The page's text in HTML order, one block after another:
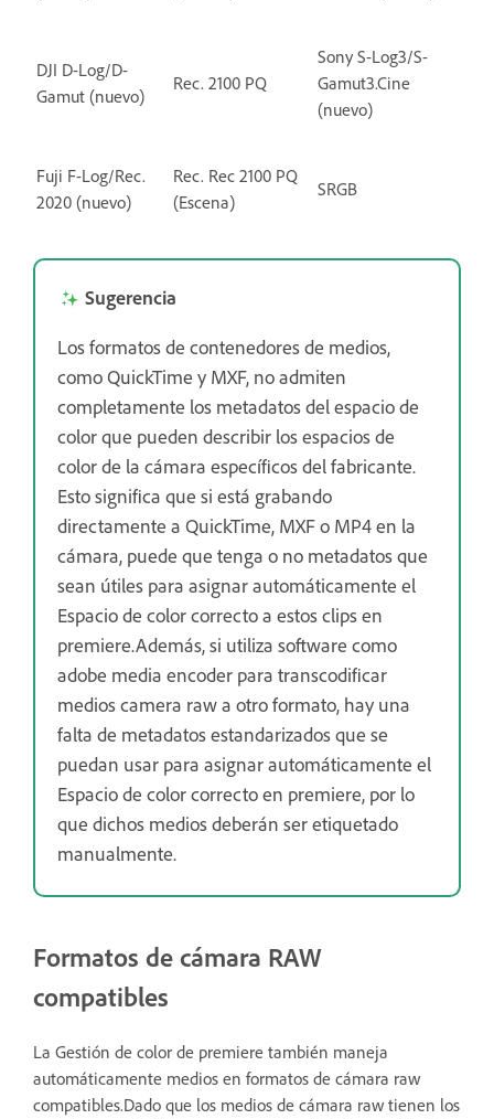
DJI D-Log/D-
Gamut (nuevo)
Rec. 2100 PQ
Sony S-Log3/S-
Gamut3.Cine
(nuevo)
Fuji F-Log/Rec.
2020 (nuevo)
Rec. Rec 2100 PQ
(Escena)
SRGB
Sugerencia
Los formatos de contenedores de medios,
como QuickTime y MXF, no admiten
completamente los metadatos del espacio de
color que pueden describir los espacios de
color de la cámara específicos del fabricante.
Esto significa que si está grabando
directamente a QuickTime, MXF o MP4 en la
cámara, puede que tenga o no metadatos que
sean útiles para asignar automáticamente el
Espacio de color correcto a estos clips en
premiere.Además, si utiliza software como
adobe media encoder para transcodificar
medios camera raw a otro formato, hay una
falta de metadatos estandarizados que se
puedan usar para asignar automáticamente el
Espacio de color correcto en premiere, por lo
que dichos medios deberán ser etiquetado
manualmente.
Formatos de cámara RAW
compatibles
La Gestión de color de premiere también maneja
automáticamente medios en formatos de cámara raw
compatibles.Dado que los medios de cámara raw tienen los